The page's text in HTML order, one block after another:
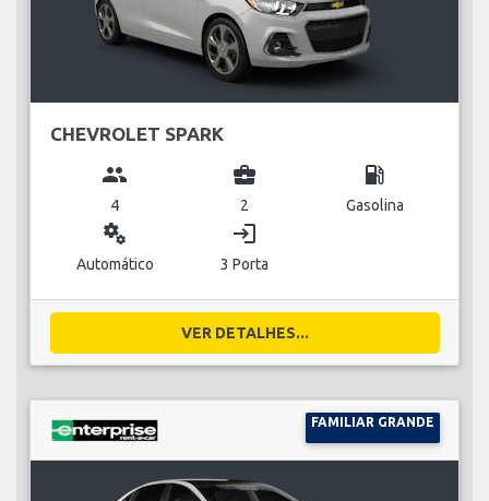
CHEVROLET SPARK
group
4
business_center
2
local_gas_station
Gasolina
miscellaneous_services
Automático
login
3 Porta
VER DETALHES...
FAMILIAR GRANDE